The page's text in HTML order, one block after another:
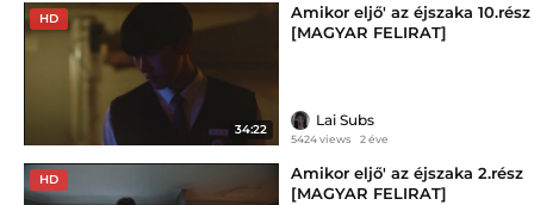
HD
34:22
Amikor eljő' az éjszaka 10.rész
[MAGYAR FELIRAT]
Lai Subs
5424 views 2 éve
HD
Amikor eljő' az éjszaka 2.rész
[MAGYAR FELIRAT]